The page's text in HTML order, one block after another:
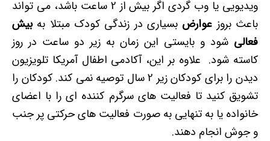
ویدیویی یا وب گردی اگر بیش از 2 ساعت باشد، می تواند
باعث بروز عوارض بسیاری در زندگی کودک مبتلا بهبیش
فعالی شود و بایستی این زمان به زیر دو ساعت در روز
کاسته شود. علاوه بر این، آكادمی اطفال آمریكا تلویزیون
دیدن را برای كودكان زیر 2 سال توصیه نمی كند. کودکان را
تشویق کنید تا فعالیت های سرگرم کننده ای را با اعضای
خانواده یا به تنهایی به صورت فعالیت های حرکتی پر جنب
و جوش انجام دهند.